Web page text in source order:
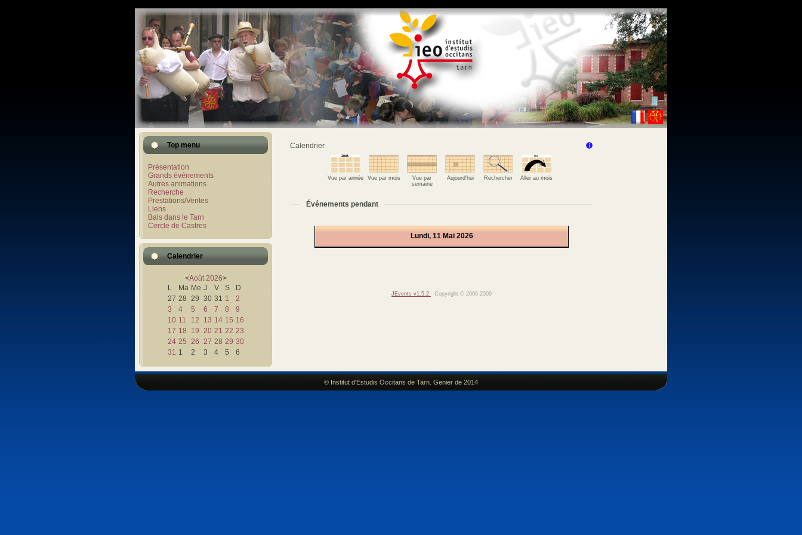
Top menu
Présentation
Grands événements
Autres animations
Recherche
Prestations/Ventes
Liens
Bals dans le Tarn
Cercle de Castres
Calendrier
<Août 2026>
L
Ma Me J V S
D
27 28 29 30 31 1
2
3
4 5 6 7 8
9
10 11 12 13 14 15 16
17 18 19 20 21 22 23
24 25 26 27 28 29 30
31 1 2 3 4 5 6
Calendrier
Vue par année Vue par mois
Vue par
semaine
Aujourd'hui Rechercher Aller au mois
Événements pendant
Lundi, 11 Mai 2026
JEvents v1.5.2 Copyright © 2006-2009
© Institut d'Estudis Occitans de Tarn. Genier de 2014